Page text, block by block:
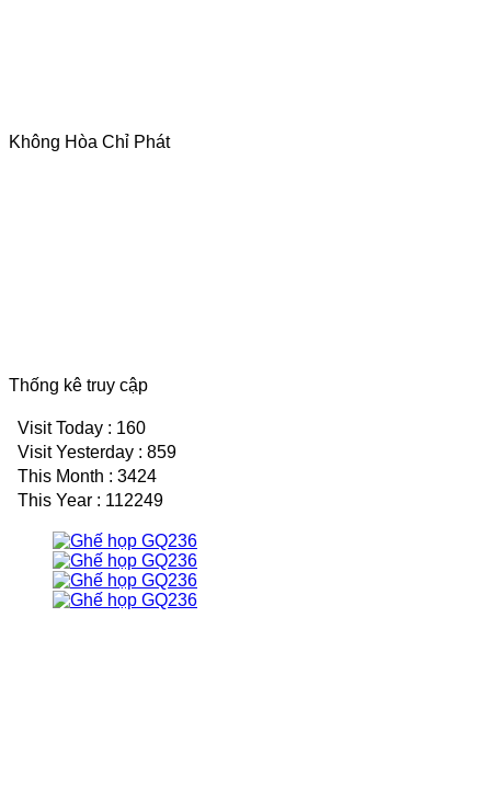
Không Hòa Chỉ Phát
Thống kê truy cập
Visit Today : 160
Visit Yesterday : 859
This Month : 3424
This Year : 112249